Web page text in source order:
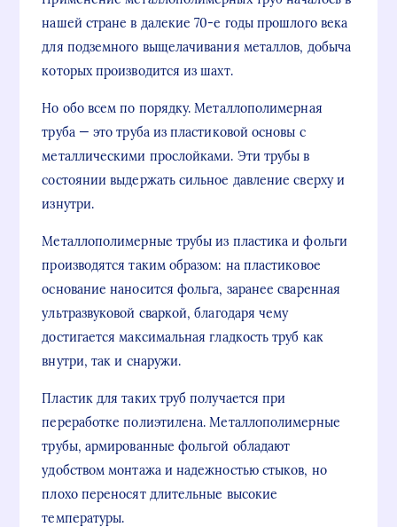
нашей стране в далекие 70-е годы прошлого века
для подземного выщелачивания металлов, добыча
которых производится из шахт.
Но обо всем по порядку. Металлополимерная
труба — это труба из пластиковой основы с
металлическими прослойками. Эти трубы в
состоянии выдержать сильное давление сверху и
изнутри.
Металлополимерные трубы из пластика и фольги
производятся таким образом: на пластиковое
основание наносится фольга, заранее сваренная
ультразвуковой сваркой, благодаря чему
достигается максимальная гладкость труб как
внутри, так и снаружи.
Пластик для таких труб получается при
переработке полиэтилена. Металлополимерные
трубы, армированные фольгой обладают
удобством монтажа и надежностью стыков, но
плохо переносят длительные высокие
температуры.